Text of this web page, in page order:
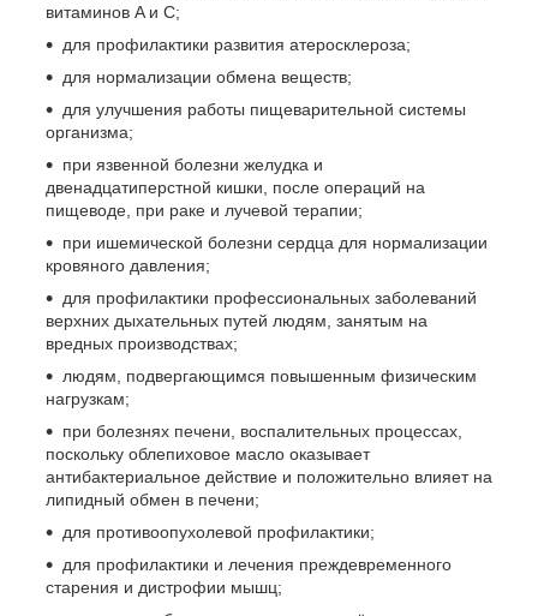
витаминов A и С;
для профилактики развития атеросклероза;
для нормализации обмена веществ;
для улучшения работы пищеварительной системы
организма;
при язвенной болезни желудка и
двенадцатиперстной кишки, после операций на
пищеводе, при раке и лучевой терапии;
при ишемической болезни сердца для нормализации
кровяного давления;
для профилактики профессиональных заболеваний
верхних дыхательных путей людям, занятым на
вредных производствах;
людям, подвергающимся повышенным физическим
нагрузкам;
при болезнях печени, воспалительных процессах,
поскольку облепиховое масло оказывает
антибактериальное действие и положительно влияет на
липидный обмен в печени;
для противоопухолевой профилактики;
для профилактики и лечения преждевременного
старения и дистрофии мышц;